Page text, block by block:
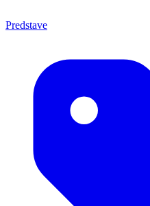
Predstave